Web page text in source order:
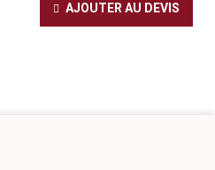
AJOUTER AU DEVIS